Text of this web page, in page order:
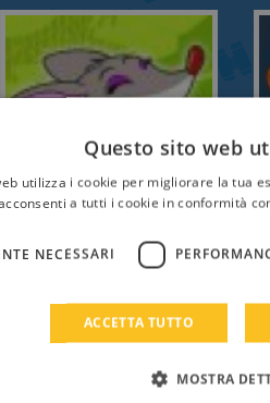
Geronimo Stilton 1/2
Questo sito web
utilizza i cookie per migliorare la tua
a tutti i cookie in conformità
NECESSARI
ACCETTA TUTTO
MOSTRA